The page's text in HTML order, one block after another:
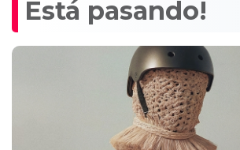
Está pasando!